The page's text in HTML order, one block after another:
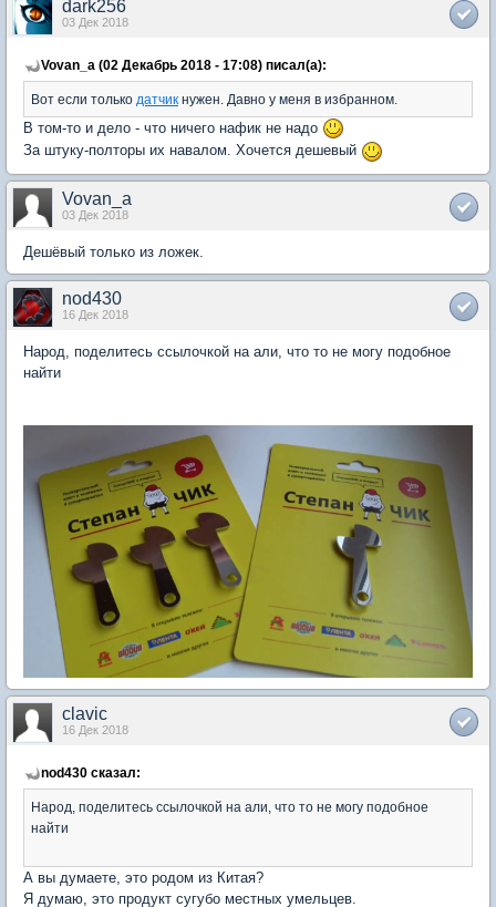
dark256
03 Дек 2018
Vovan_a (02 Декабрь 2018 - 17:08) писал(а):
Вот если только датчик нужен. Давно у меня в избранном.
В том-то и дело - что ничего нафик не надо
За штуку-полторы их навалом. Хочется дешевый
Vovan_a
03 Дек 2018
Дешёвый только из ложек.
nod430
16 Дек 2018
Народ, поделитесь ссылочкой на али, что то не могу подобное
найти
clavic
16 Дек 2018
nod430 сказал:
Народ, поделитесь ссылочкой на али, что то не могу подобное
найти
А вы думаете, это родом из Китая?
Я думаю, это продукт сугубо местных умельцев.